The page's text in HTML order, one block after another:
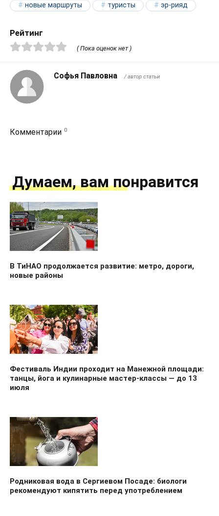
новые маршруты туристы эр-рияд
Рейтинг
( Пока оценок нет )
Софья Павловна / автор статьи
Комментарии 0
Думаем, вам понравится
В ТиНАО продолжается развитие: метро, дороги,
новые районы
Фестиваль Индии проходит на Манежной площади:
танцы, йога и кулинарные мастер-классы — до 13
июля
Родниковая вода в Сергиевом Посаде: биологи
рекомендуют кипятить перед употреблением